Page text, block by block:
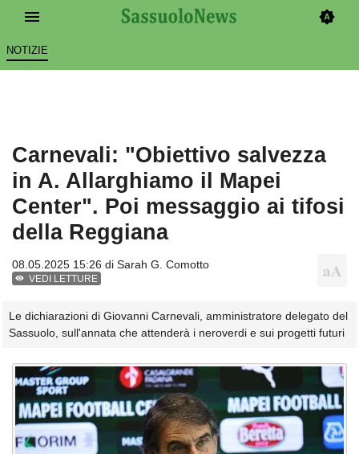
NOTIZIE
Carnevali: "Obiettivo salvezza
in A. Allarghiamo il Mapei
Center". Poi messaggio ai tifosi
della Reggiana
08.05.2025 15:26 di Sarah G. Comotto
VEDI LETTURE
Le dichiarazioni di Giovanni Carnevali, amministratore delegato del
Sassuolo, sull'annata che attenderà i neroverdi e sui progetti futuri